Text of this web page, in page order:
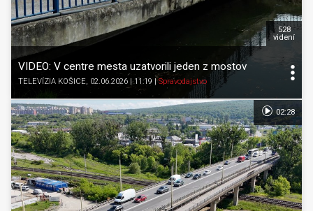
VIDEO: V centre mesta uzatvorili jeden z mostov
TELEVÍZIA KOŠICE, 02.06.2026 | 11:19 |Spravodajstvo
528
videní
02:28